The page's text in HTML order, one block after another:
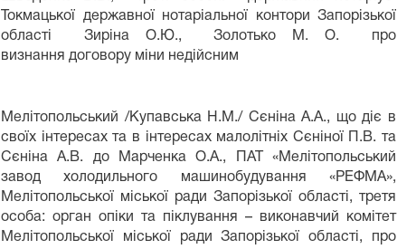
Токмацької державної нотаріальної контори Запорізької
області Зиріна О.Ю., Золотько М. О. про
визнання договору міни недійсним
Мелітопольський /Купавська Н.М./ Сєніна А.А., що діє в
своїх інтересах та в інтересах малолітніх Сєніної П.В. та
Сєніна А.В. до Марченка О.А., ПАТ «Мелітопольський
завод холодильного машинобудування «РЕФМА»,
Мелітопольської міської ради Запорізької області, третя
особа: орган опіки та піклування – виконавчий комітет
Мелітопольської міської ради Запорізької області, про